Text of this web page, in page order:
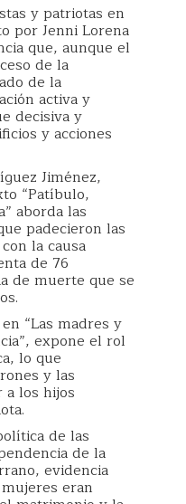
y patriotas en
por Jenni Lorena
que, aunque el
de la
de la
activa y
decisiva y
y acciones
Jiménez,
“Patíbulo,
aborda las
padecieron las
la causa
de 76
de muerte que se
“Las madres y
expone el rol
lo que
y las
a los hijos
de las
de la
evidencia
eran